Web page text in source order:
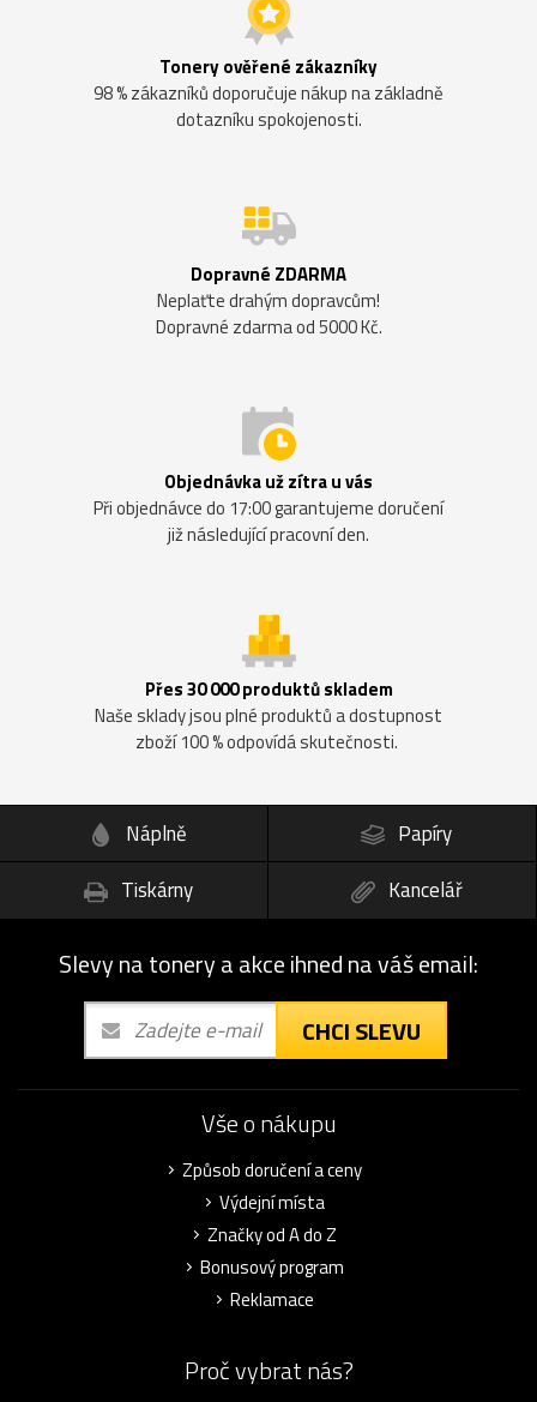
Tonery ověřené zákazníky
98 % zákazníků doporučuje nákup na základně
dotazníku spokojenosti.
Dopravné ZDARMA
Neplaťte drahým dopravcům!
Dopravné zdarma od 5000 Kč.
Objednávka už zítra u vás
Při objednávce do 17:00 garantujeme doručení
již následující pracovní den.
Přes 30 000 produktů skladem
Naše sklady jsou plné produktů a dostupnost
zboží 100 % odpovídá skutečnosti.
Náplně
Papíry
Tiskárny
Kancelář
Slevy na tonery a akce ihned na váš email:
CHCI SLEVU
Vše o nákupu
Způsob doručení a ceny
Výdejní místa
Značky od A do Z
Bonusový program
Reklamace
Proč vybrat nás?